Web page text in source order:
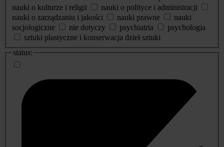
nauki o kulturze i religii
nauki o polityce i administracji
nauki o zarządzaniu i jakości
nauki prawne
nauki
socjologiczne
nie dotyczy psychiatria
psychologia
sztuki plastyczne i konserwacja dzieł sztuki
status: